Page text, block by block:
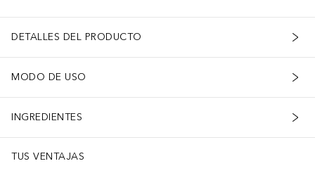
DETALLES DEL PRODUCTO
MODO DE USO
INGREDIENTES
TUS VENTAJAS